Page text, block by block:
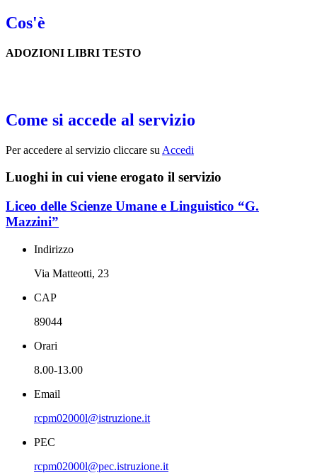
Cos'è
ADOZIONI LIBRI TESTO
Come si accede al servizio
Per accedere al servizio cliccare su Accedi
Luoghi in cui viene erogato il servizio
Liceo delle Scienze Umane e Linguistico “G.
Mazzini”
Indirizzo
Via Matteotti, 23
CAP
89044
Orari
8.00-13.00
Email
rcpm02000l@istruzione.it
PEC
rcpm02000l@pec.istruzione.it